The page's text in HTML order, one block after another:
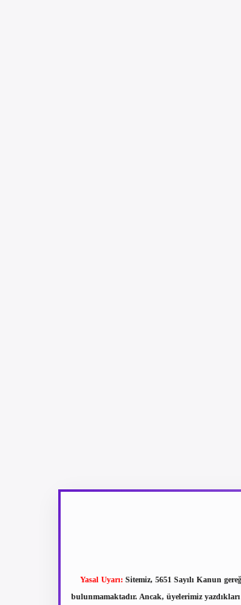
Yasal Uyarı: Sitemiz, 5651 Sayılı Kanun
bulunmamaktadır. Ancak, üyelerimiz